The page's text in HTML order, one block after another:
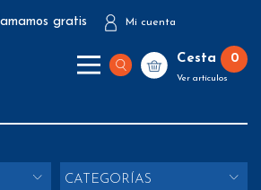
gratis Mi cuenta
Cesta 0
Ver artículos
CATEGORÍAS